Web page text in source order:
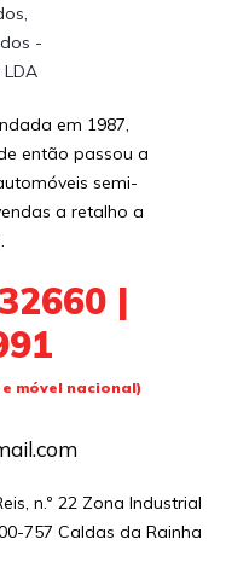
em 1987,
então passou a
semi-
a retalho a
|
móvel nacional)
n.º 22 Zona Industrial
757 Caldas da Rainha